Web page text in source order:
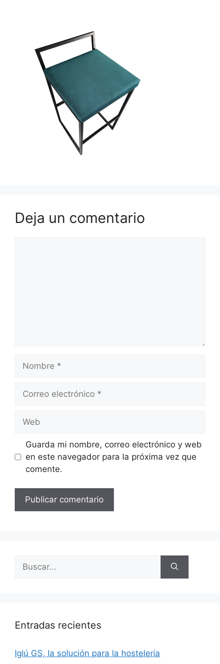
Deja un comentario
Guarda mi nombre, correo electrónico y web
en este navegador para la próxima vez que
comente.
Entradas recientes
Iglú GS, la solución para la hostelería